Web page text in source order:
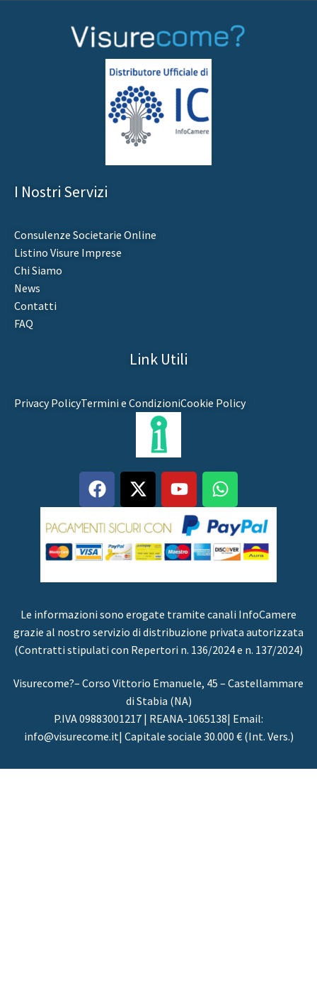
I Nostri Servizi
Consulenze Societarie Online
Listino Visure Imprese
Chi Siamo
News
Contatti
FAQ
Link Utili
Privacy PolicyTermini e CondizioniCookie Policy
Le informazioni sono erogate tramite canali InfoCamere
grazie al nostro servizio di distribuzione privata autorizzata
(Contratti stipulati con Repertori n. 136/2024 e n. 137/2024)
Visurecome?– Corso Vittorio Emanuele, 45 – Castellammare
di Stabia (NA)
P.IVA 09883001217 | REANA-1065138| Email:
info@visurecome.it| Capitale sociale 30.000 € (Int. Vers.)